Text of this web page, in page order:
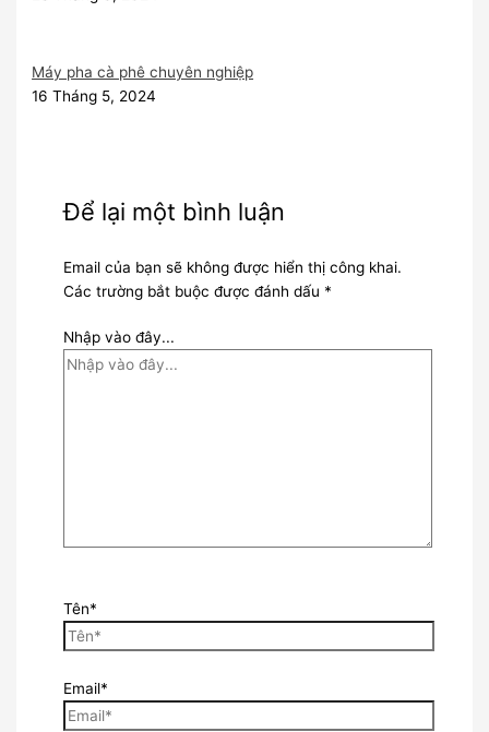
Máy pha cà phê chuyên nghiệp
16 Tháng 5, 2024
Để lại một bình luận
Email của bạn sẽ không được hiển thị công khai.
Các trường bắt buộc được đánh dấu *
Nhập vào đây...
Tên*
Email*